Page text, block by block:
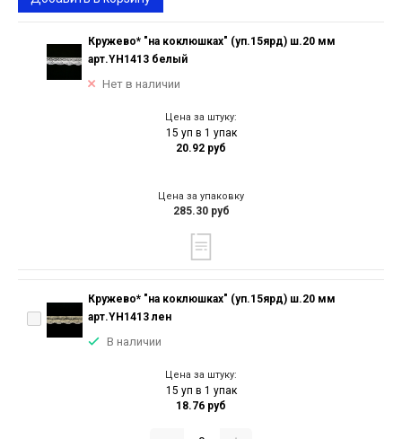
Кружево* "на коклюшках" (уп.15ярд) ш.20 мм
арт.YH1413 белый
Нет в наличии
Цена за штуку:
15 уп в 1 упак
20.92 руб
Цена за упаковку
285.30 руб
Кружево* "на коклюшках" (уп.15ярд) ш.20 мм
арт.YH1413 лен
В наличии
Цена за штуку:
15 уп в 1 упак
18.76 руб